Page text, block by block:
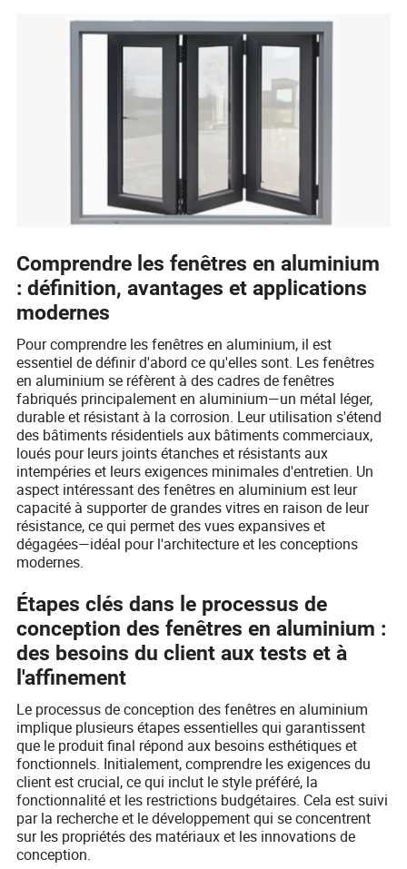
Comprendre les fenêtres en aluminium
: définition, avantages et applications
modernes
Pour comprendre les fenêtres en aluminium, il est
essentiel de définir d'abord ce qu'elles sont. Les fenêtres
en aluminium se réfèrent à des cadres de fenêtres
fabriqués principalement en aluminium—un métal léger,
durable et résistant à la corrosion. Leur utilisation s'étend
des bâtiments résidentiels aux bâtiments commerciaux,
loués pour leurs joints étanches et résistants aux
intempéries et leurs exigences minimales d'entretien. Un
aspect intéressant des fenêtres en aluminium est leur
capacité à supporter de grandes vitres en raison de leur
résistance, ce qui permet des vues expansives et
dégagées—idéal pour l'architecture et les conceptions
modernes.
Étapes clés dans le processus de
conception des fenêtres en aluminium :
des besoins du client aux tests et à
l'affinement
Le processus de conception des fenêtres en aluminium
implique plusieurs étapes essentielles qui garantissent
que le produit final répond aux besoins esthétiques et
fonctionnels. Initialement, comprendre les exigences du
client est crucial, ce qui inclut le style préféré, la
fonctionnalité et les restrictions budgétaires. Cela est suivi
par la recherche et le développement qui se concentrent
sur les propriétés des matériaux et les innovations de
conception.